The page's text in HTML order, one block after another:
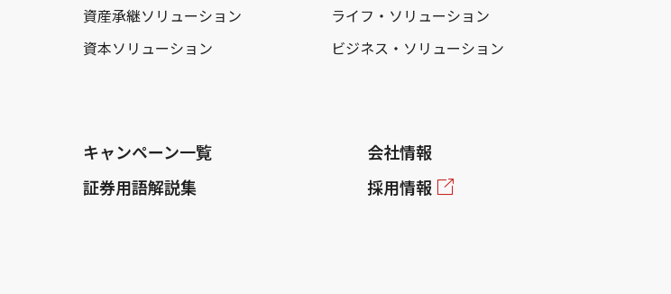
資産承継ソリューション
ライフ・ソリューション
資本ソリューション
ビジネス・ソリューション
キャンペーン一覧
証券用語解説集
会社情報
採用情報